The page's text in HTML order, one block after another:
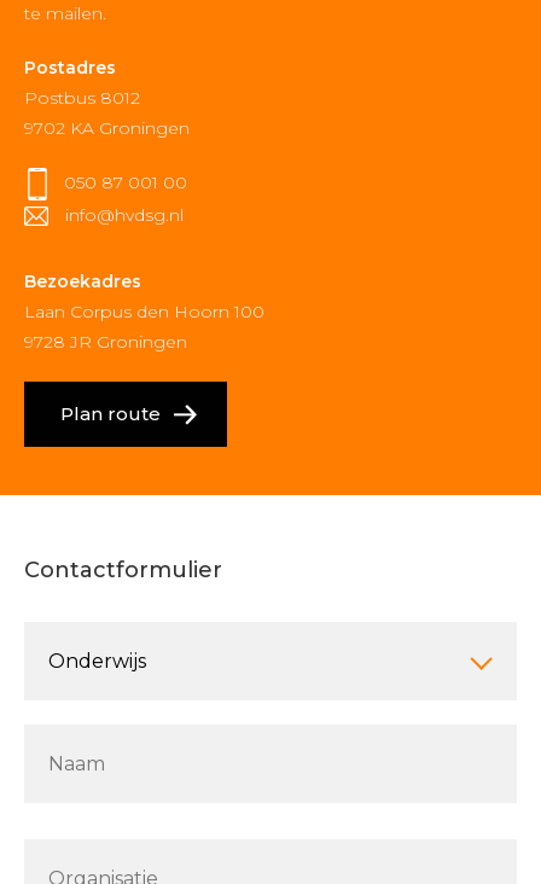
te mailen.
Postadres
Postbus 8012
9702 KA Groningen
050 87 001 00
info@hvdsg.nl
Bezoekadres
Laan Corpus den Hoorn 100
9728 JR Groningen
Plan route
Contactformulier
thisOnderwijs